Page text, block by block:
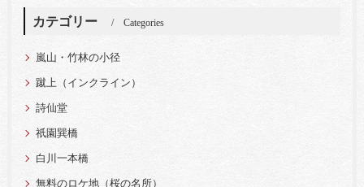
カテゴリー Categories
嵐山・竹林の小径
蹴上（インクライン）
詩仙堂
祇園巽橋
白川一本橋
無料のロケ地（桜の名所）